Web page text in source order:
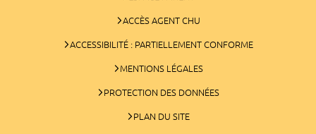
ACCÈS AGENT CHU
ACCESSIBILITÉ : PARTIELLEMENT CONFORME
MENTIONS LÉGALES
PROTECTION DES DONNÉES
PLAN DU SITE